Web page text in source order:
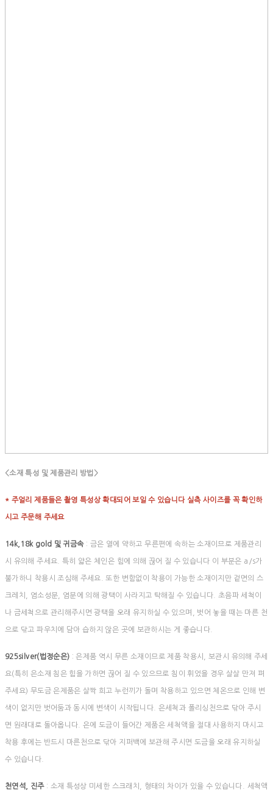
<소재 특성 및 제품관리 방법>
* 주얼리 제품들은 촬영 특성상 확대되어 보일 수 있습니다 실측 사이즈를 꼭 확인하
시고 주문해 주세요
14k,18k gold 및 귀금속: 금은 열에 약하고 무른편에 속하는 소재이므로 제품관리
시 유의해 주세요. 특히 얇은 체인은 힘에 의해 끊어 질 수 있습니다 이 부분은 a/s가
불가하니 착용시 조심해 주세요. 또한 변함없이 착용이 가능한 소재이지만 겉면의 스
크레치, 염소성분, 염분에 의해 광택이 사라지고 탁해질 수 있습니다. 초음파 세척이
나 금세척으로 관리해주시면 광택을 오래 유지하실 수 있으며, 벗어 놓을 때는 마른 천
으로 닦고 파우치에 담아 습하지 않은 곳에 보관하시는 게 좋습니다.
925silver(법정순은) : 은제품 역시 무른 소재이므로 제품 착용시, 보관시 유의해 주세
요(특히 은소재 침은 힘을 가하면 끊어 질 수 있으므로 침이 휘었을 경우 살살 만져 펴
주세요) 무도금 은제품은 살짝 희고 누런끼가 돌며 착용하고 있으면 체온으로 인해 변
색이 없지만 벗어둠과 동시에 변색이 시작됩니다. 은세척과 폴리싱천으로 닦아 주시
면 원래대로 돌아옵니다. 은에 도금이 들어간 제품은 세척액을 절대 사용하지 마시고
착용 후에는 반드시 마른천으로 닦아 지퍼백에 보관해 주시면 도금을 오래 유지하실
수 있습니다.
천연석, 진주: 소재 특성상 미세한 스크래치, 형태의 차이가 있을 수 있습니다. 세척액